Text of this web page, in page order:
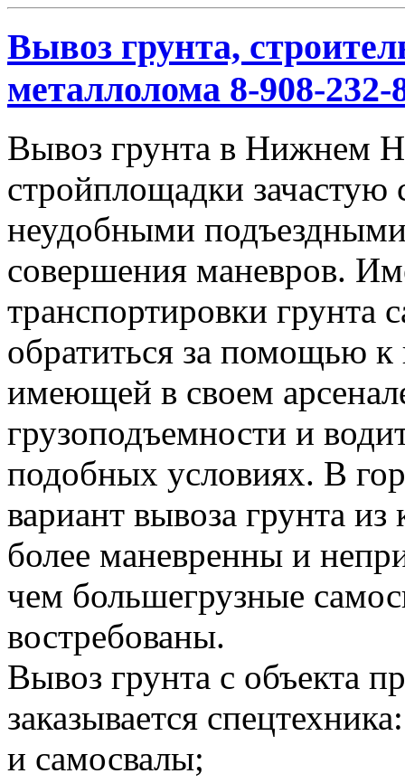
Вывоз грунта,
металлолома 8-908-232-
Вывоз грунта в Нижнем
стройплощадки зачастую
неудобными
совершения маневров.
транспортировки грунта
обратиться за помощью
имеющей в своем
грузоподъемности и
подобных условиях. В
вариант вывоза грунта
более маневренны и
чем большегрузные
востребованы.
Вывоз грунта с объекта
заказывается
и самосвалы;